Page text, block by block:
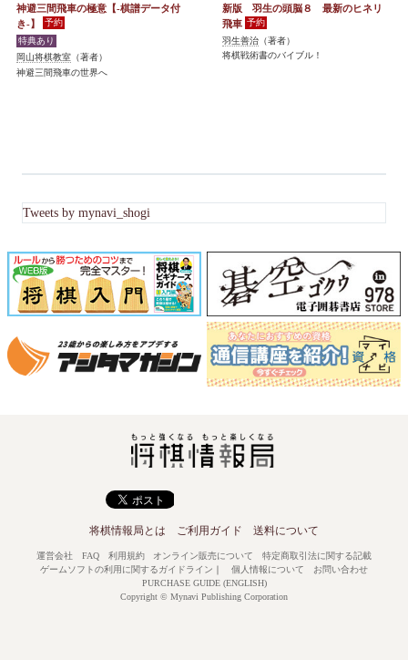
神避三間飛車の極意【-棋譜データ付
き-】
岡山将棋教室 （著者）
神避三間飛車の世界へ
新版 羽生の頭脳８ 最新のヒネリ
飛車
羽生善治 （著者）
将棋戦術書のバイブル！
Tweets by mynavi_shogi
将棋情報局とは ご利用ガイド 送料について
運営会社 FAQ 利用規約 オンライン販売について
特定商取引法に関する記載
ゲームソフトの利用に関するガイドライン ｜ 個人情報について
お問い合わせ
PURCHASE GUIDE (ENGLISH)
Copyright © Mynavi Publishing Corporation